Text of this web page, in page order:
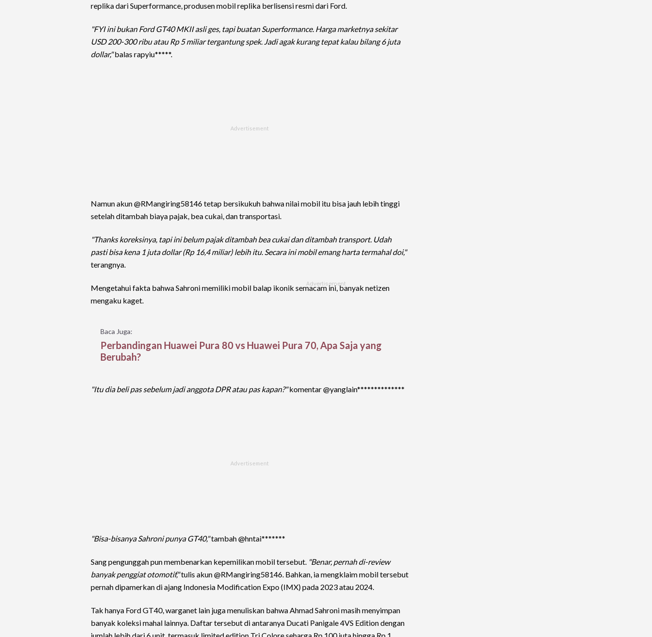
replika dari Superformance, produsen mobil replika berlisensi resmi dari Ford.
"FYI ini bukan Ford GT40 MKII asli ges, tapi buatan Superformance. Harga marketnya sekitar
USD 200-300 ribu atau Rp 5 miliar tergantung spek. Jadi agak kurang tepat kalau bilang 6 juta
dollar,"balas rapyiu*****.
Namun akun @RMangiring58146 tetap bersikukuh bahwa nilai mobil itu bisa jauh lebih tinggi
setelah ditambah biaya pajak, bea cukai, dan transportasi.
"Thanks koreksinya, tapi ini belum pajak ditambah bea cukai dan ditambah transport. Udah
pasti bisa kena 1 juta dollar (Rp 16,4 miliar) lebih itu. Secara ini mobil emang harta termahal doi,"
terangnya.
Mengetahui fakta bahwa Sahroni memiliki mobil balap ikonik semacam ini, banyak netizen
mengaku kaget.
Baca Juga:
Perbandingan Huawei Pura 80 vs Huawei Pura 70, Apa Saja yang
Berubah?
"Itu dia beli pas sebelum jadi anggota DPR atau pas kapan?"komentar @yanglain**************
"Bisa-bisanya Sahroni punya GT40,"tambah @hntai*******
Sang pengunggah pun membenarkan kepemilikan mobil tersebut. "Benar, pernah di-review
banyak penggiat otomotif,"tulis akun @RMangiring58146. Bahkan, ia mengklaim mobil tersebut
pernah dipamerkan di ajang Indonesia Modification Expo (IMX) pada 2023 atau 2024.
Tak hanya Ford GT40, warganet lain juga menuliskan bahwa Ahmad Sahroni masih menyimpan
banyak koleksi mahal lainnya. Daftar tersebut di antaranya Ducati Panigale 4VS Edition dengan
jumlah lebih dari 6 unit, termasuk limited edition Tri Colore seharga Rp 100 juta hingga Rp 1